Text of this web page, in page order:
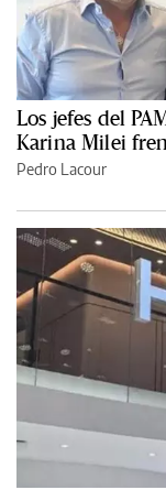
Los jefes del
Karina Milei
Pedro Lacour